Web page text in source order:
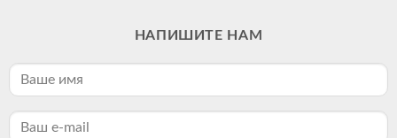
НАПИШИТЕ НАМ